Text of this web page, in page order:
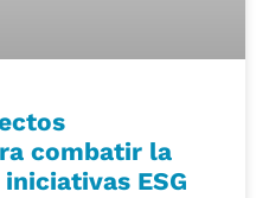
combatir la
ESG